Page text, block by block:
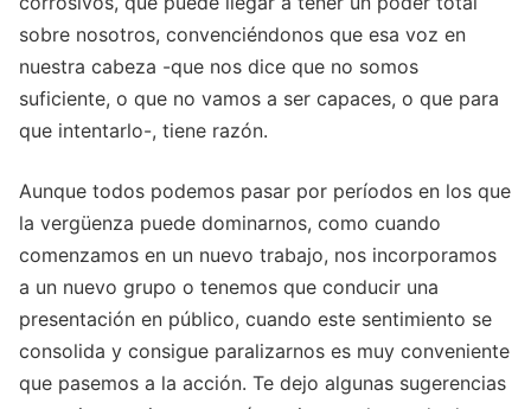
sobre nosotros, convenciéndonos que esa voz en
nuestra cabeza -que nos dice que no somos
suficiente, o que no vamos a ser capaces, o que para
que intentarlo-, tiene razón.
Aunque todos podemos pasar por períodos en los que
la vergüenza puede dominarnos, como cuando
comenzamos en un nuevo trabajo, nos incorporamos
a un nuevo grupo o tenemos que conducir una
presentación en público, cuando este sentimiento se
consolida y consigue paralizarnos es muy conveniente
que pasemos a la acción. Te dejo algunas sugerencias